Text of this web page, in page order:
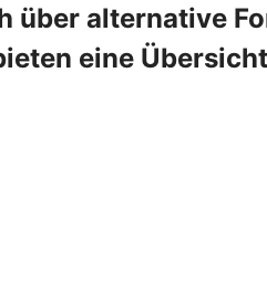
über alternative
eine